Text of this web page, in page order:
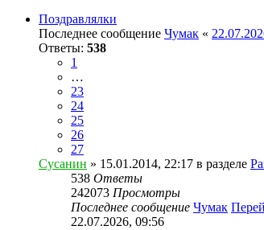
Поздравлялки
Последнее сообщение Чумак «
Ответы: 538
1
…
23
24
25
26
27
Сусанин » 15.01.2014, 22:17 в разделе
538 Ответы
242073 Просмотры
Последнее сообщение Чумак
22.07.2026, 09:56